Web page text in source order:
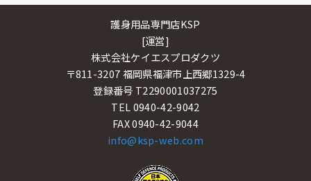
護身用品専門店KSP
[運営]
株式会社ケイエスプロダクツ
〒811-3207 福岡県福津市上西郷1329-4
登録番号 T2290001037275
TEL 0940-42-9042
FAX 0940-42-9044
info@ksp-web.com